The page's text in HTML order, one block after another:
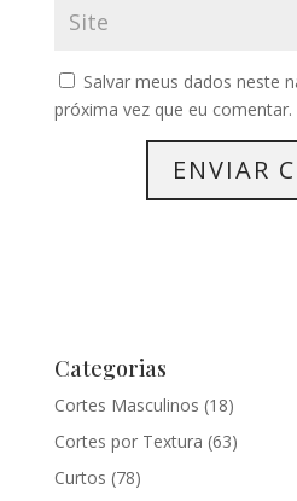
Salvar meus dados neste
próxima vez que eu comentar.
Categorias
Cortes Masculinos (18)
Cortes por Textura (63)
Curtos (78)